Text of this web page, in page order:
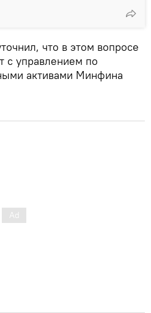
что в этом вопросе
с управлением по
активами Минфина